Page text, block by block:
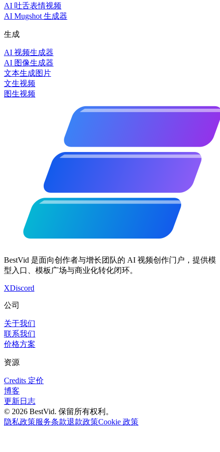
AI 吐舌表情视频
AI Mugshot 生成器
生成
AI 视频生成器
AI 图像生成器
文本生成图片
文生视频
图生视频
BestVid 是面向创作者与增长团队的 AI 视频创作门户，提供模
型入口、模板广场与商业化转化闭环。
XDiscord
公司
关于我们
联系我们
价格方案
资源
Credits 定价
博客
更新日志
© 2026 BestVid. 保留所有权利。
隐私政策服务条款退款政策Cookie 政策